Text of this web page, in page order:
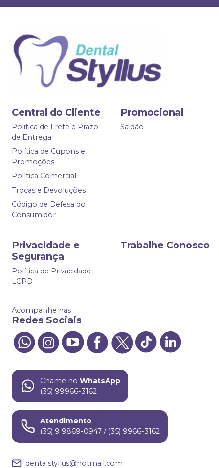
Central do Cliente
Politica de Frete e Prazo
de Entrega
Política de Cupons e
Promoções
Política Comercial
Trocas e Devoluções
Código de Defesa do
Consumidor
Promocional
Saldão
Privacidade e
Segurança
Política de Privacidade -
LGPD
Trabalhe Conosco
Acompanhe nas
Redes Sociais
Chame no WhatsApp
(35) 99966-3162
Atendimento
(35) 9 9869-0947 / (35) 9966-3162
dentalstyllus@hotmail.com